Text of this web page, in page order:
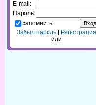
E-mail:
Пароль:
запомнить
Забыл пароль
Регистрация
или